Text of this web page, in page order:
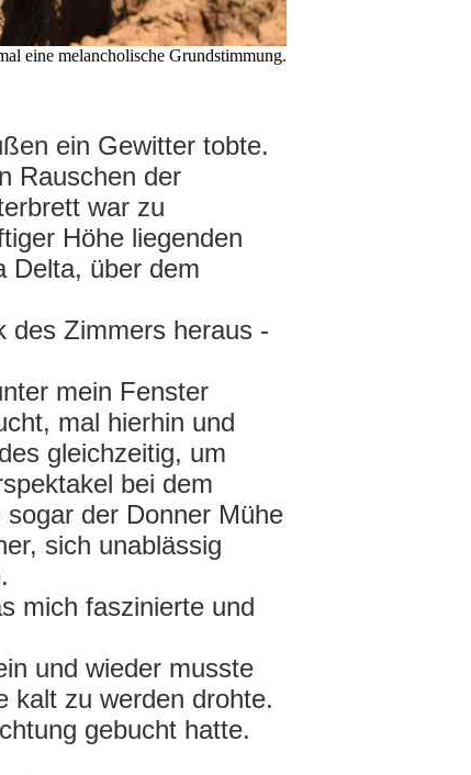
eine melancholische Grundstimmung.
ein Gewitter tobte.
Rauschen der
war zu
Höhe liegenden
Delta, über dem
des Zimmers heraus -
mein Fenster
mal hierhin und
gleichzeitig, um
bei dem
der Donner Mühe
sich unablässig
mich faszinierte und
und wieder musste
kalt zu werden drohte.
gebucht hatte.